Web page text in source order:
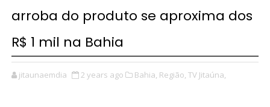
arroba do produto se aproxima dos
R$ 1 mil na Bahia
jitaunaemdia 2 years ago Bahia, Região, TV Jitaúna,